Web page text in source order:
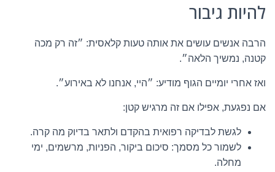
להיות גיבור
הרבה אנשים עושים את אותה טעות קלאסית: ״זה רק מכה
קטנה, נמשיך הלאה״.
ואז אחרי יומיים הגוף מודיע: ״היי, אנחנו לא באירוע״.
אם נפגעת, אפילו אם זה מרגיש קטן:
לגשת לבדיקה רפואית בהקדם ולתאר בדיוק מה קרה.
לשמור כל מסמך: סיכום ביקור, הפניות, מרשמים, ימי
מחלה.